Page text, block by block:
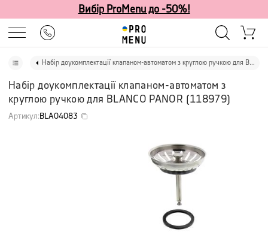
Вибір ProMenu до -50%!
Набір доукомплектації клапаном-автоматом з круглою ручкою для BLANCO PANOR
Набір доукомплектації клапаном-автоматом з
круглою ручкою для BLANCO PANOR (118979)
Артикул:BLA04083